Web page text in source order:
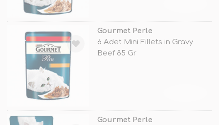
Gourmet Perle
6 Adet Mini Fillets in Gravy
Beef 85 Gr
Gourmet Perle